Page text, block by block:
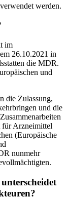
werden.
im
26.10.2021 in
die MDR.
und
die Zulassung,
und die
für Arzneimittel
(Europäische
nunmehr